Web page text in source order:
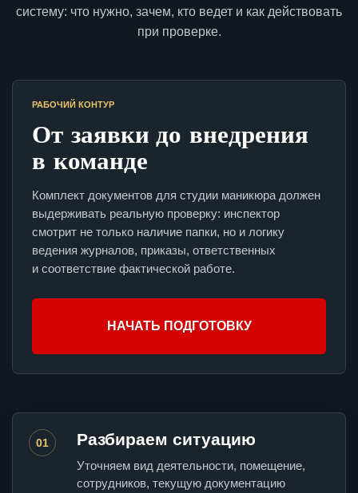
систему: что нужно, зачем, кто ведет и как действовать
при проверке.
РАБОЧИЙ КОНТУР
От заявки до внедрения
в команде
Комплект документов для студии маникюра должен
выдерживать реальную проверку: инспектор
смотрит не только наличие папки, но и логику
ведения журналов, приказы, ответственных
и соответствие фактической работе.
НАЧАТЬ ПОДГОТОВКУ
01 Разбираем ситуацию
Уточняем вид деятельности, помещение,
сотрудников, текущую документацию